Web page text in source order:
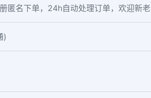
名下单，24h自动处理订单，欢迎新老
)